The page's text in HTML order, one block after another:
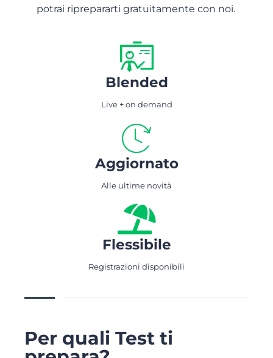
potrai riprepararti gratuitamente con noi.
Blended
Live + on demand
Aggiornato
Alle ultime novità
Flessibile
Registrazioni disponibili
Per quali Test ti